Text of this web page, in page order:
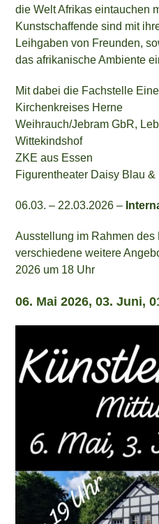
die Welt Afrikas eintauchen
Kunstschaffende sind mit
Leihgaben von Freunden,
das afrikanische Ambiente
Mit dabei die Fachstelle
Kirchenkreises Herne
Weihrauch/Jebram GbR,
Wittekindshof
ZKE aus Essen
Figurentheater Daisy Blau
06.03. – 22.03.2026 –
Ausstellung im Rahmen des
verschiedene weitere
2026 um 18 Uhr
06. Mai 2026, 03. Juni,